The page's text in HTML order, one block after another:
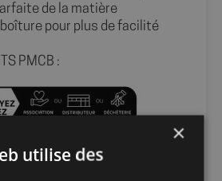
de la matière
pour plus de facilité
PMCB :
:
×
utilise des